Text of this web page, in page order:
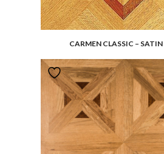
CARMEN CLASSIC – SATIN